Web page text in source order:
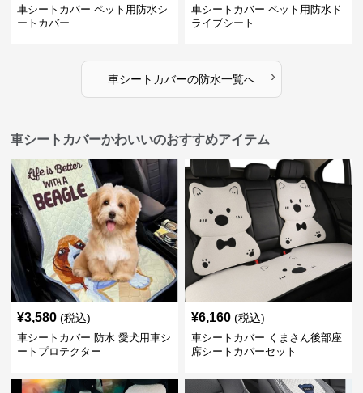
車シートカバー ペット用防水シ
ートカバー
車シートカバー ペット用防水ド
ライブシート
車シートカバーの防水一覧へ ›
車シートカバーかわいいのおすすめアイテム
¥3,580 (税込)
車シートカバー 防水 愛犬用車シ
ートプロテクター
¥6,160 (税込)
車シートカバー くまさん後部座
席シートカバーセット